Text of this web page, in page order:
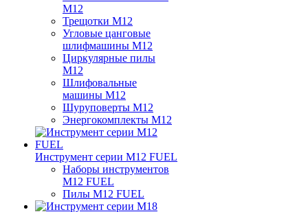
M12
Трещотки M12
Угловые цанговые
шлифмашины M12
Циркулярные пилы
M12
Шлифовальные
машины M12
Шуруповерты M12
Энергокомплекты M12
Инструмент серии M12 FUEL
Наборы инструментов
M12 FUEL
Пилы M12 FUEL